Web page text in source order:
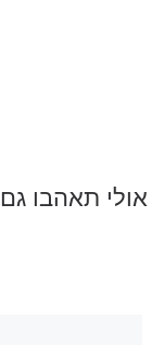
אולי תאהבו גם